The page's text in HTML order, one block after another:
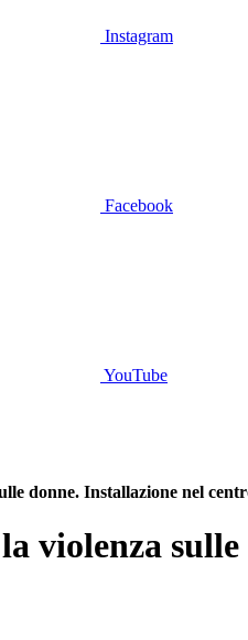
Instagram
Facebook
YouTube
donne. Installazione nel
violenza